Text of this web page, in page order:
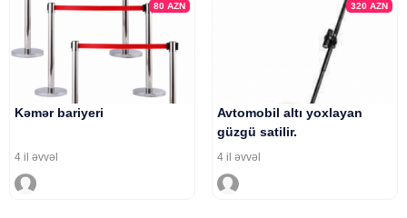
80AZN
Kəmər bariyeri
4 il əvvəl
320 AZN
Avtomobil altı yoxlayan
güzgü satilir.
4 il əvvəl